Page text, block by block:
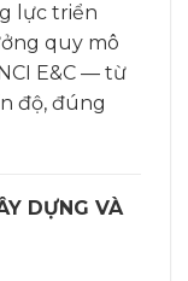
lực triển
quy mô
E&C — từ
độ, đúng
DỰNG VÀ